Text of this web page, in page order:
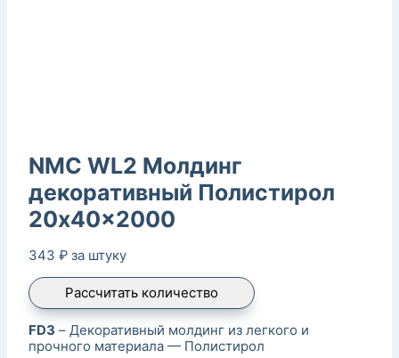
NMC WL2 Молдинг
декоративный Полистирол
20x40x2000
343 ₽ за штуку
Рассчитать количество
FD3 – Декоративный молдинг из легкого и
прочного материала — Полистирол